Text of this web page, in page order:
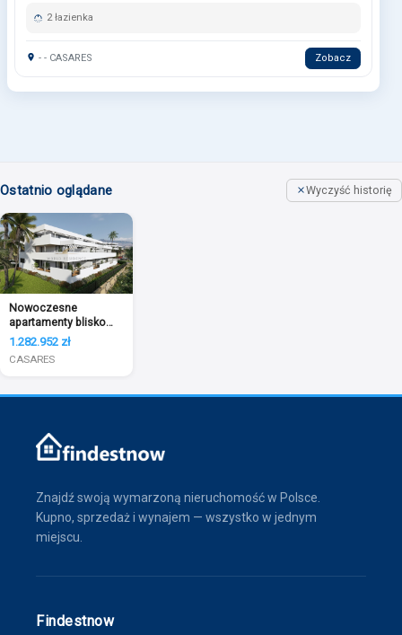
2 łazienka
- - CASARES Zobacz
Ostatnio oglądane Wyczyść historię
Nowoczesne
apartamenty blisko
pola golfowego
1.282.952 zł
CASARES
Znajdź swoją wymarzoną nieruchomość w Polsce.
Kupno, sprzedaż i wynajem — wszystko w jednym
miejscu.
Findestnow